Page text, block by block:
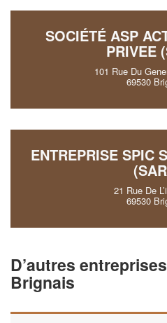
SOCIÉTÉ ASP
PRIVEE
101 Rue Du
69530
ENTREPRISE SPIC
21 Rue De
69530
D’autres
Brignais